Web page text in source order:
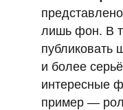
лишь фон. В
публиковать
и более
интересные
пример —